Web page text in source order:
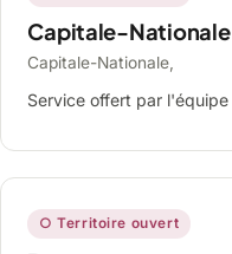
Capitale-Nationale
Capitale-Nationale,
Service offert par
○ Territoire ouvert